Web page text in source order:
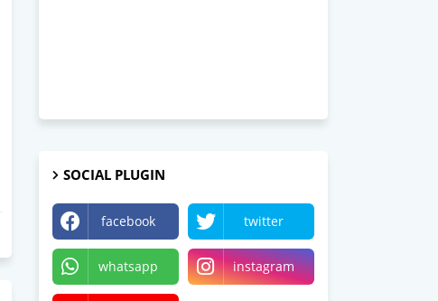
SOCIAL PLUGIN
facebook twitter
whatsapp instagram